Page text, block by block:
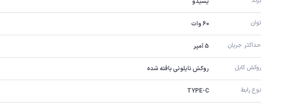
توان 60 وات
حداکثر جریان 5 آمپر
روکش کابل روکش نایلونی بافته شده
نوع رابط TYPE-C